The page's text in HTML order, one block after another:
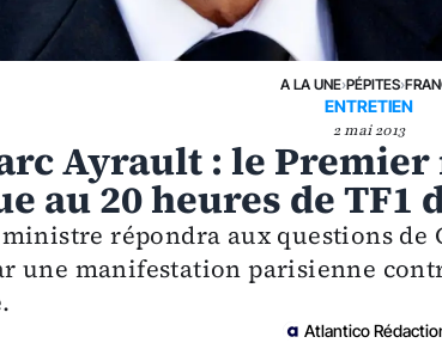
A LA UNE›PÉPITES›
ENTRETIEN
2 mai 2013
Ayrault : le
au 20 heures de TF1
répondra aux questions de
une manifestation parisienne
Atlantico